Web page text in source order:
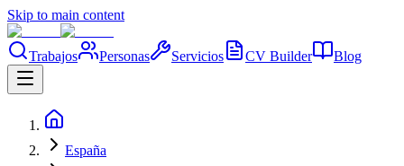
Skip to main content
Trabajos Personas Servicios CV Builder Blog
España